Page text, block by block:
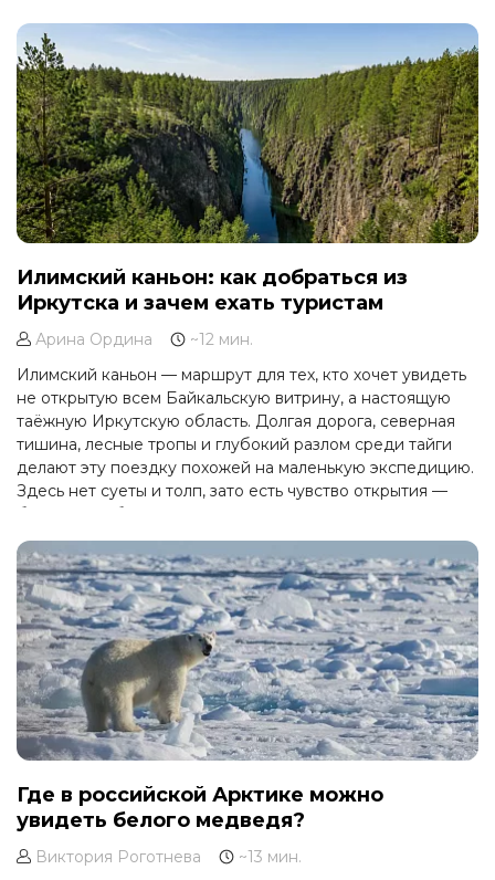
Илимский каньон: как добраться из
Иркутска и зачем ехать туристам
Арина Ордина
~12 мин.
Илимский каньон — маршрут для тех, кто хочет увидеть
не открытую всем Байкальскую витрину, а настоящую
таёжную Иркутскую область. Долгая дорога, северная
тишина, лесные тропы и глубокий разлом среди тайги
делают эту поездку похожей на маленькую экспедицию.
Здесь нет суеты и толп, зато есть чувство открытия —
будто ты добрался до места, которое природа долго
прятала от случайных туристов.
Где в российской Арктике можно
увидеть белого медведя?
Виктория Роготнева ~13 мин.